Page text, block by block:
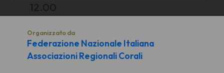
12.00
Organizzato da
Federazione Nazionale Italiana
Associazioni Regionali Corali